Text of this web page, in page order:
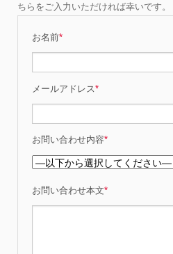
ちらをご入力いただければ幸いです。
お名前*
メールアドレス*
お問い合わせ内容*
お問い合わせ本文*